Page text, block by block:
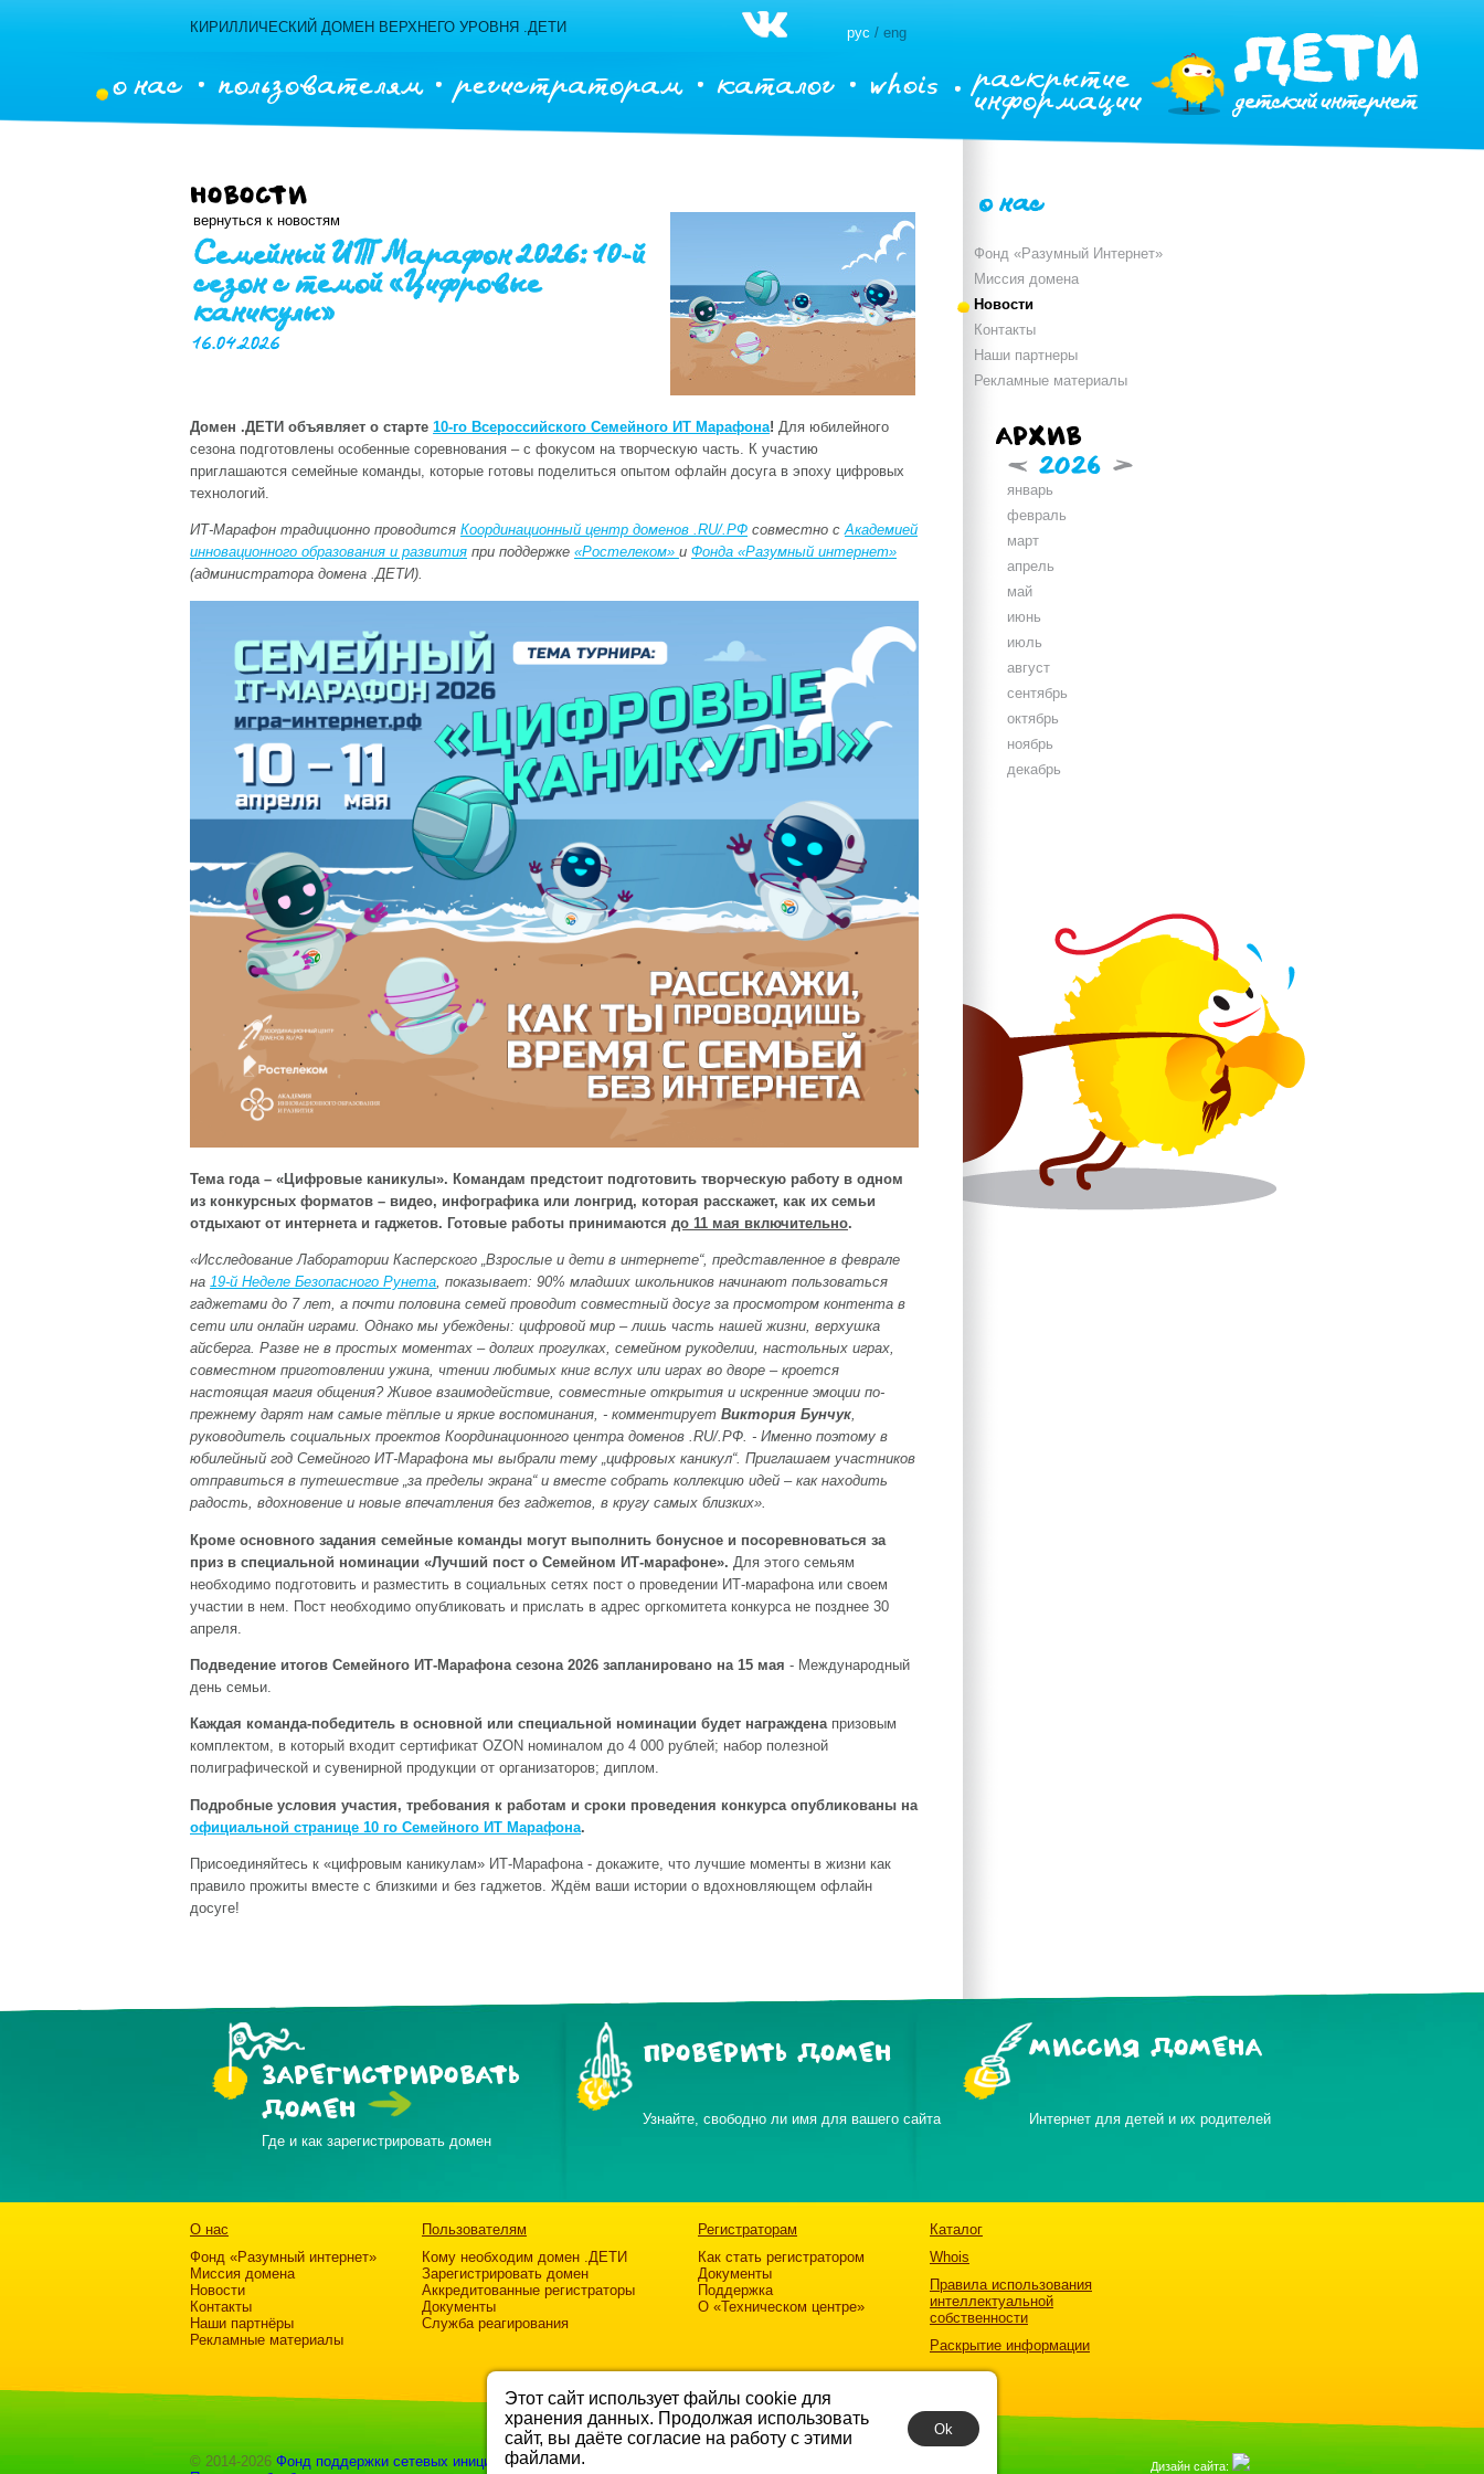
Этот сайт использует файлы cookie для
хранения данных. Продолжая использовать
сайт, вы даёте согласие на работу с этими
файлами.
Ok
КИРИЛЛИЧЕСКИЙ ДОМЕН ВЕРХНЕГО УРОВНЯ .ДЕТИ рус / eng
о нас пользователям регистраторам каталог whois раскрытие
информации
Новости
вернуться к новостям
Семейный ИТ Марафон 2026: 10-й
сезон с темой «Цифровые
каникулы»
16.04.2026
Домен .ДЕТИ объявляет о старте 10-го Всероссийского Семейного ИТ Марафона! Для юбилейного
сезона подготовлены особенные соревнования – с фокусом на творческую часть. К участию
приглашаются семейные команды, которые готовы поделиться опытом офлайн досуга в эпоху цифровых
технологий.
ИТ-Марафон традиционно проводится Координационный центр доменов .RU/.РФ совместно сАкадемией
инновационного образования и развития при поддержке «Ростелеком» и Фонда «Разумный интернет»
(администратора домена .ДЕТИ).
Тема года – «Цифровые каникулы». Командам предстоит подготовить творческую работу в одном
из конкурсных форматов – видео, инфографика или лонгрид, которая расскажет, как их семьи
отдыхают от интернета и гаджетов. Готовые работы принимаются до 11 мая включительно.
«Исследование Лаборатории Касперского „Взрослые и дети в интернете“, представленное в феврале
на 19-й Неделе Безопасного Рунета, показывает: 90% младших школьников начинают пользоваться
гаджетами до 7 лет, а почти половина семей проводит совместный досуг за просмотром контента в
сети или онлайн играми. Однако мы убеждены: цифровой мир – лишь часть нашей жизни, верхушка
айсберга. Разве не в простых моментах – долгих прогулках, семейном рукоделии, настольных играх,
совместном приготовлении ужина, чтении любимых книг вслух или играх во дворе – кроется
настоящая магия общения? Живое взаимодействие, совместные открытия и искренние эмоции по-
прежнему дарят нам самые тёплые и яркие воспоминания, - комментирует Виктория Бунчук,
руководитель социальных проектов Координационного центра доменов .RU/.РФ. - Именно поэтому в
юбилейный год Семейного ИТ-Марафона мы выбрали тему „цифровых каникул“. Приглашаем участников
отправиться в путешествие „за пределы экрана“ и вместе собрать коллекцию идей – как находить
радость, вдохновение и новые впечатления без гаджетов, в кругу самых близких».
Кроме основного задания семейные команды могут выполнить бонусное и посоревноваться за
приз в специальной номинации «Лучший пост о Семейном ИТ-марафоне». Для этого семьям
необходимо подготовить и разместить в социальных сетях пост о проведении ИТ-марафона или своем
участии в нем. Пост необходимо опубликовать и прислать в адрес оргкомитета конкурса не позднее 30
апреля.
Подведение итогов Семейного ИТ-Марафона сезона 2026 запланировано на 15 мая - Международный
день семьи.
Каждая команда-победитель в основной или специальной номинации будет награжденапризовым
комплектом, в который входит сертификат OZON номиналом до 4 000 рублей; набор полезной
полиграфической и сувенирной продукции от организаторов; диплом.
Подробные условия участия, требования к работам и сроки проведения конкурса опубликованы на
официальной странице 10 го Семейного ИТ Марафона.
Присоединяйтесь к «цифровым каникулам» ИТ-Марафона - докажите, что лучшие моменты в жизни как
правило прожиты вместе с близкими и без гаджетов. Ждём ваши истории о вдохновляющем офлайн
досуге!
о нас
Фонд «Разумный Интернет»
Миссия домена
Новости
Контакты
Наши партнеры
Рекламные материалы
Архив
< 2026 >
январь
февраль
март
апрель
май
июнь
июль
август
сентябрь
октябрь
ноябрь
декабрь
ЗАРЕГИСТРИРОВАТЬ
ДОМЕН
Где и как зарегистрировать домен
ПРОВЕРИТЬ ДОМЕН
Узнайте, свободно ли имя для вашего сайта
МИССИЯ ДОМЕНА
Интернет для детей и их родителей
О нас
Фонд «Разумный интернет»
Миссия домена
Новости
Контакты
Наши партнёры
Рекламные материалы
Пользователям
Кому необходим домен .ДЕТИ
Зарегистрировать домен
Аккредитованные регистраторы
Документы
Служба реагирования
Регистраторам
Как стать регистратором
Документы
Поддержка
О «Техническом центре»
Каталог
Whois
Правила использования
интеллектуальной
собственности
Раскрытие информации
© 2014-2026 Фонд поддержки сетевых инициатив «Разумный Интернет» Дизайн сайта: